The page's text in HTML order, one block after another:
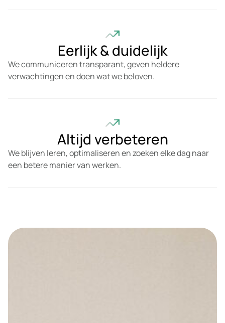
Eerlijk & duidelijk
We communiceren transparant, geven heldere
verwachtingen en doen wat we beloven.
Altijd verbeteren
We blijven leren, optimaliseren en zoeken elke dag naar
een betere manier van werken.